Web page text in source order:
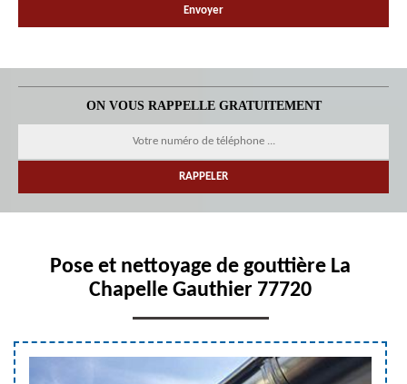
ON VOUS RAPPELLE GRATUITEMENT
Pose et nettoyage de gouttière La
Chapelle Gauthier 77720